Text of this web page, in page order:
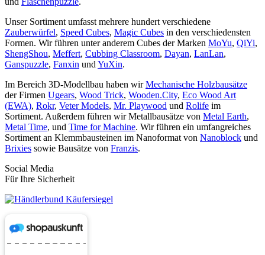
Unser Sortiment umfasst mehrere hundert verschiedene
Zauberwürfel, Speed Cubes, Magic Cubes in den verschiedensten
Formen. Wir führen unter anderem Cubes der Marken MoYu, QiYi,
ShengShou, Meffert, Cubbing Classroom, Dayan, LanLan,
Ganspuzzle, Fanxin und YuXin.
Im Bereich 3D-Modellbau haben wirMechanische Holzbausätze
der Firmen Ugears, Wood Trick, Wooden.City, Eco Wood Art
(EWA), Rokr, Veter Models, Mr. Playwood und Rolife im
Sortiment. Außerdem führen wir Metallbausätze von Metal Earth,
Metal Time, und Time for Machine. Wir führen ein umfangreiches
Sortiment an Klemmbausteinen im Nanoformat von Nanoblock und
Brixies sowie Bausätze von Franzis.
Social Media
Für Ihre Sicherheit